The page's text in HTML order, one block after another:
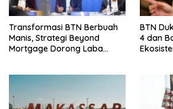
Transformasi BTN Berbuah
Manis, Strategi Beyond
Mortgage Dorong Laba
BTN
4 dan